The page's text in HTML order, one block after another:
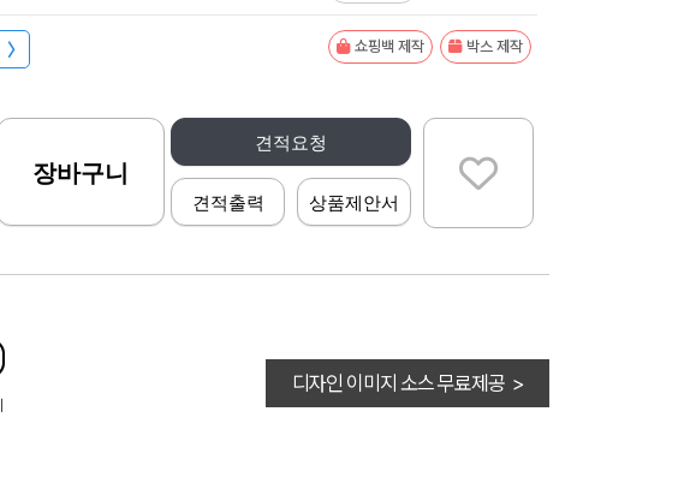
〉 쇼핑백 제작 박스 제작
견적요청
견적출력 상품제안서
장바구니
디자인 이미지 소스 무료제공 >